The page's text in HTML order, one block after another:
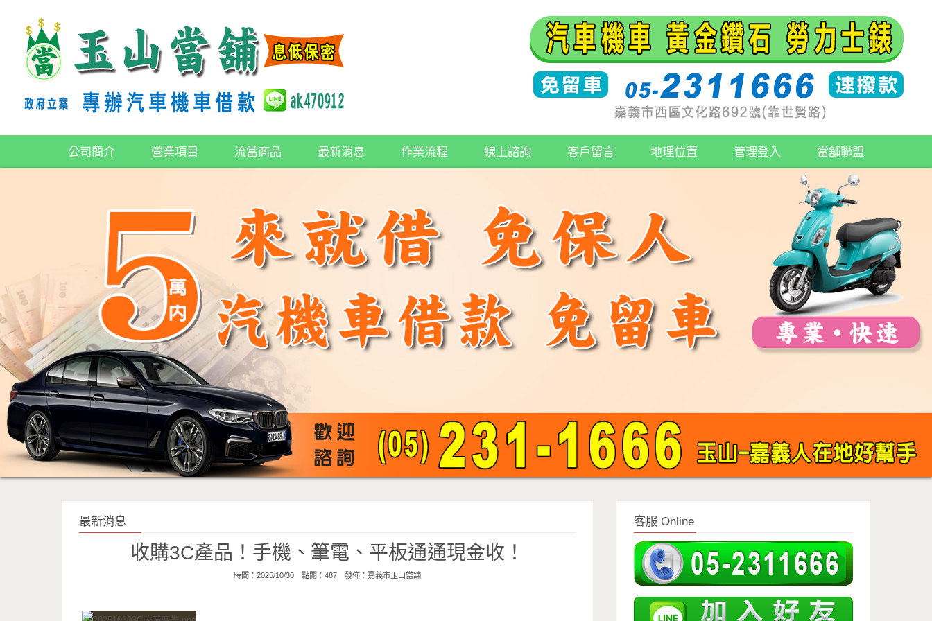
公司簡介 營業項目 流當商品 最新消息 作業流程 線上諮詢 客戶留言 地理位置 管理登入 當舖聯盟
最新消息
收購3C產品！手機、筆電、平板通通現金收！
時間：2025/10/30 點閱：487 發佈： 嘉義市玉山當舖
客服 Online